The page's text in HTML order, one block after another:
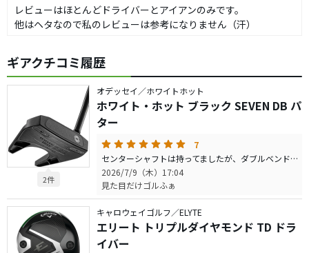
レビューはほとんどドライバーとアイアンのみです。
他はヘタなので私のレビューは参考になりません（汗）
ギアクチコミ履歴
2件
オデッセイ／ホワイトホット
ホワイト・ホット ブラック SEVEN DB パ
ター
7
センターシャフトは持ってましたが、ダブルベンドを追加で買ってみました。 相変わらずこのシリーズは良い。 シャフトが軽いという事と硬いという事が影響してるのかかなりストロークしやすいです。 パターは下手なので参考にはならないかもしれないですが、ストックの中でもお気に入り上位に入っていて最近はこればかり使ってます。
2026/7/9（木）17:04
見た目だけゴルふぁ
キャロウェイゴルフ／ELYTE
エリート トリプルダイヤモンド TD ドラ
イバー